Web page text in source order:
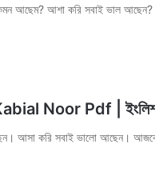
আছেম? আশা করি সবাই ভাল
Noor Pdf | ইংলিশ
আসা করি সবাই ভালো